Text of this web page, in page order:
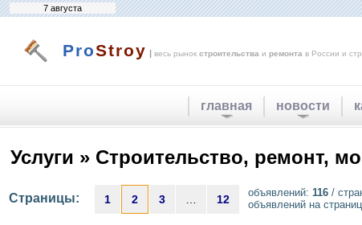
7 августа
ProStroy | весь рынок строительства и ремонта в России и
главная новости
Услуги » Строительство, ремонт,
Страницы: 1 2 3 12
объявлений: 116 /
объявлений на